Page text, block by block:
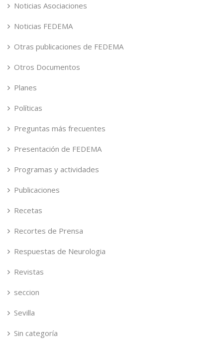
Noticias Asociaciones
Noticias FEDEMA
Otras publicaciones de FEDEMA
Otros Documentos
Planes
Políticas
Preguntas más frecuentes
Presentación de FEDEMA
Programas y actividades
Publicaciones
Recetas
Recortes de Prensa
Respuestas de Neurologia
Revistas
seccion
Sevilla
Sin categoría